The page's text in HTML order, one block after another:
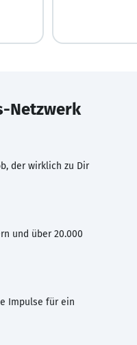
Netzwerk
der wirklich zu Dir
und über 20.000
Impulse für ein